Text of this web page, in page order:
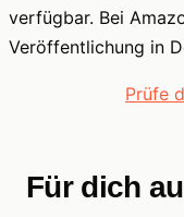
verfügbar. Bei
Veröffentlichung in
Prüfe
Für dich